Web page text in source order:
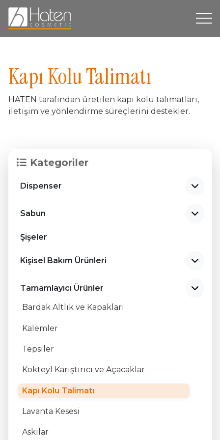
Üretim
Dispenser
Sürdürülebilirlik
İletişim
TR
RU
Kapı Kolu Talimatı
HATEN tarafından üretilen kapı kolu talimatları,
iletişim ve yönlendirme süreçlerini destekler.
Kategoriler
Dispenser
Sabun
Şişeler
Kişisel Bakım Ürünleri
Tamamlayıcı Ürünler
Bardak Altlık ve Kapakları
Kalemler
Tepsiler
Kokteyl Karıştırıcı ve Açacaklar
Kapı Kolu Talimatı
Lavanta Kesesi
Askılar